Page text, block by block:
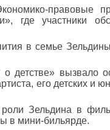
правовые
где участники
в семье
детстве» вызвало
его детских и
Зельдина в
в мини-бильярде.